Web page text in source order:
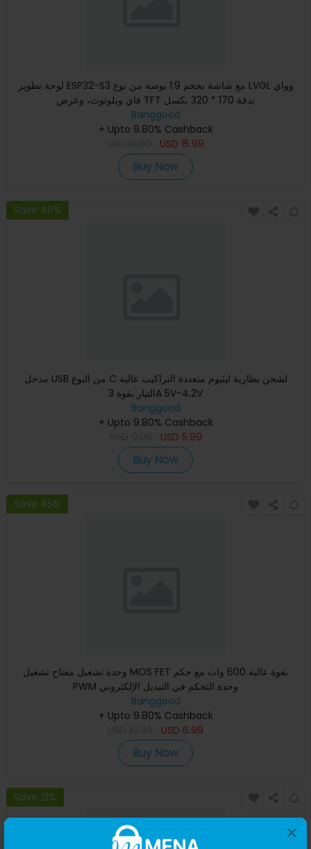
×
لوحة تطوير ESP32-S3 مع شاشة بحجم 1.9 بوصة من نوع LVGL وواي
فاي وبلوتوث، وعرض TFT بدقة 170 * 320 بكسل
Banggood
+ Upto 9.80% Cashback
USD 15.99
Buy Now
Save 40%
مدخل USB من النوع C لشحن بطارية ليثيوم متعددة التراكيب عالية
التيار بقوة 3A 5V-4.2V
Banggood
+ Upto 9.80% Cashback
USD 5.99
Buy Now
Save 45%
وحدة تشغيل مفتاح تشغيل MOS FET بقوة عالية 600 وات مع حكم
PWM وحدة التحكم في التبديل الإلكتروني
Banggood
+ Upto 9.80% Cashback
USD 6.99
Buy Now
Save 21%